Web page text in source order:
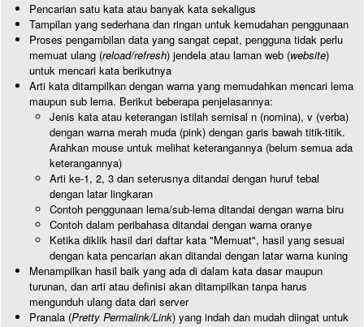
Pencarian satu kata atau banyak kata sekaligus
Tampilan yang sederhana dan ringan untuk kemudahan penggunaan
Proses pengambilan data yang sangat cepat, pengguna tidak perlu
memuat ulang (reload/refresh) jendela atau laman web (website)
untuk mencari kata berikutnya
Arti kata ditampilkan dengan warna yang memudahkan mencari lema
maupun sub lema. Berikut beberapa penjelasannya:
Jenis kata atau keterangan istilah semisal n (nomina), v (verba)
dengan warna merah muda (pink) dengan garis bawah titik-titik.
Arahkan mouse untuk melihat keterangannya (belum semua ada
keterangannya)
Arti ke-1, 2, 3 dan seterusnya ditandai dengan huruf tebal
dengan latar lingkaran
Contoh penggunaan lema/sub-lema ditandai dengan warna biru
Contoh dalam peribahasa ditandai dengan warna oranye
Ketika diklik hasil dari daftar kata "Memuat", hasil yang sesuai
dengan kata pencarian akan ditandai dengan latar warna kuning
Menampilkan hasil baik yang ada di dalam kata dasar maupun
turunan, dan arti atau definisi akan ditampilkan tanpa harus
mengunduh ulang data dari server
Pranala (Pretty Permalink/Link) yang indah dan mudah diingat untuk